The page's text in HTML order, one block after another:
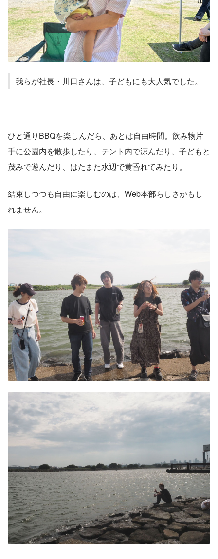
我らが社長・川口さんは、子どもにも大人気でした。
ひと通りBBQを楽しんだら、あとは自由時間。飲み物片
手に公園内を散歩したり、テント内で涼んだり、子どもと
茂みで遊んだり、はたまた水辺で黄昏れてみたり。
結束しつつも自由に楽しむのは、Web本部らしさかもし
れません。